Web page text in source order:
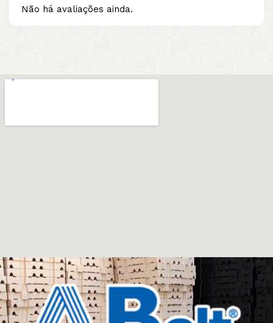
Não há avaliações ainda.